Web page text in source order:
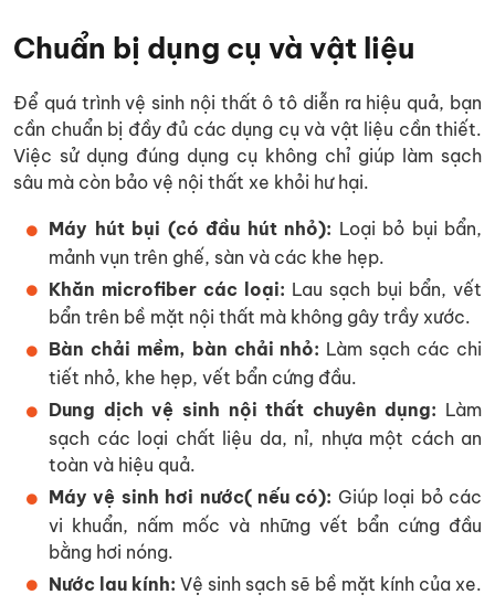
Chuẩn bị dụng cụ và vật liệu
Để quá trình vệ sinh nội thất ô tô diễn ra hiệu quả, bạn
cần chuẩn bị đầy đủ các dụng cụ và vật liệu cần thiết.
Việc sử dụng đúng dụng cụ không chỉ giúp làm sạch
sâu mà còn bảo vệ nội thất xe khỏi hư hại.
Máy hút bụi (có đầu hút nhỏ): Loại bỏ bụi bẩn,
mảnh vụn trên ghế, sàn và các khe hẹp.
Khăn microfiber các loại: Lau sạch bụi bẩn, vết
bẩn trên bề mặt nội thất mà không gây trầy xước.
Bàn chải mềm, bàn chải nhỏ: Làm sạch các chi
tiết nhỏ, khe hẹp, vết bẩn cứng đầu.
Dung dịch vệ sinh nội thất chuyên dụng: Làm
sạch các loại chất liệu da, nỉ, nhựa một cách an
toàn và hiệu quả.
Máy vệ sinh hơi nước( nếu có): Giúp loại bỏ các
vi khuẩn, nấm mốc và những vết bẩn cứng đầu
bằng hơi nóng.
Nước lau kính: Vệ sinh sạch sẽ bề mặt kính của xe.